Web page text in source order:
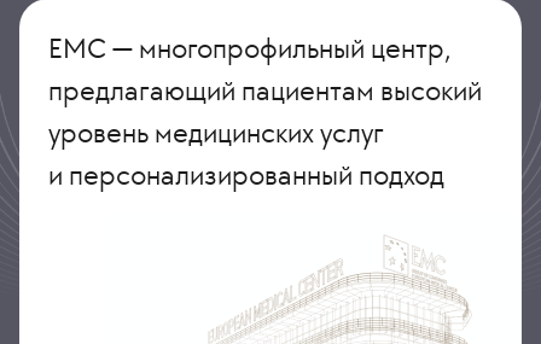
ЕМС — многопрофильный центр,
предлагающий пациентам высокий
уровень медицинских услуг
и персонализированный подход